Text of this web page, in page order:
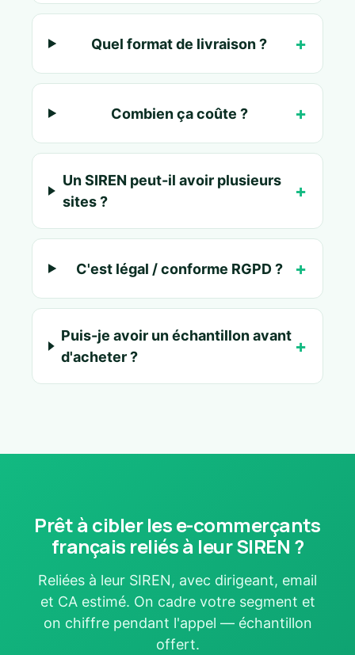
Quel format de livraison ?
Combien ça coûte ?
Un SIREN peut-il avoir plusieurs
sites ?
C'est légal / conforme RGPD ?
Puis-je avoir un échantillon avant
d'acheter ?
Prêt à cibler les e-commerçants
français reliés à leur SIREN ?
Reliées à leur SIREN, avec dirigeant, email
et CA estimé. On cadre votre segment et
on chiffre pendant l'appel — échantillon
offert.